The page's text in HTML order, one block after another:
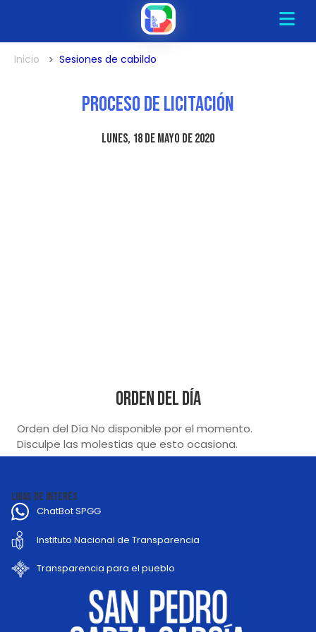
Inicio Sesiones de cabildo
Proceso de Licitación
lunes, 18 de mayo de 2020
Orden del Día
Orden del Día No disponible por el momento.
Disculpe las molestias que esto ocasiona.
LIGAS DE INTERÉS
ChatBot SPGG
Instituto Nacional de Transparencia
Transparencia para el pueblo